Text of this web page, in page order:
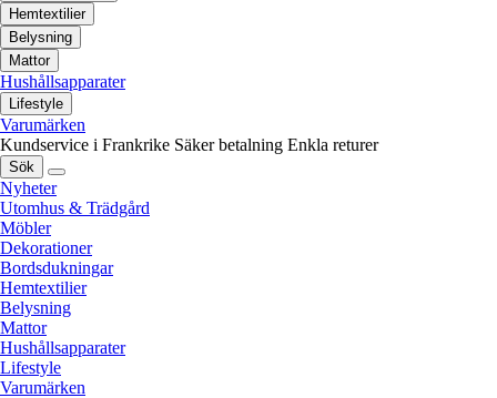
Hemtextilier
Belysning
Mattor
Hushållsapparater
Lifestyle
Varumärken
Kundservice i Frankrike Säker betalning Enkla returer
Sök
Nyheter
Utomhus & Trädgård
Möbler
Dekorationer
Bordsdukningar
Hemtextilier
Belysning
Mattor
Hushållsapparater
Lifestyle
Varumärken